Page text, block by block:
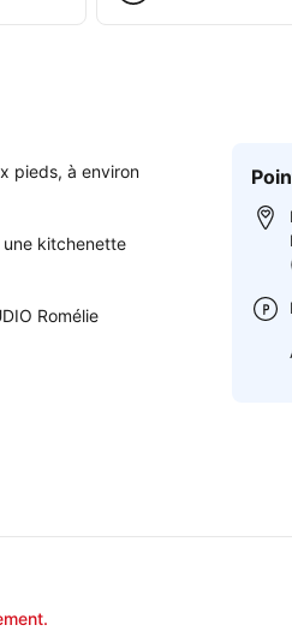
pieds, à environ
kitchenette
Romélie